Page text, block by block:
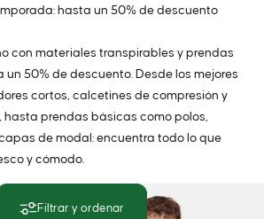
hasta un 50% de descuento
con materiales transpirables y prendas
un 50% de descuento. Desde los mejores
cortos, calcetines de compresión y
prendas básicas como polos,
de modal: encuentra todo lo que
y cómodo.
Filtrar y ordenar